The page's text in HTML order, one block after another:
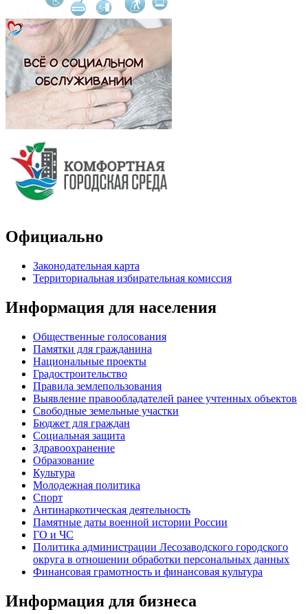
Официально
Законодательная карта
Территориальная избирательная комиссия
Информация для населения
Общественные голосования
Памятки для гражданина
Национальные проекты
Градостроительство
Правила землепользования
Выявление правообладателей ранее учтенных объектов
Свободные земельные участки
Бюджет для граждан
Социальная защита
Здравоохранение
Образование
Культура
Молодежная политика
Спорт
Антинаркотическая деятельность
Памятные даты военной истории России
ГО и ЧС
Политика администрации Лесозаводского городского
округа в отношении обработки персональных данных
Финансовая грамотность и финансовая культура
Информация для бизнеса